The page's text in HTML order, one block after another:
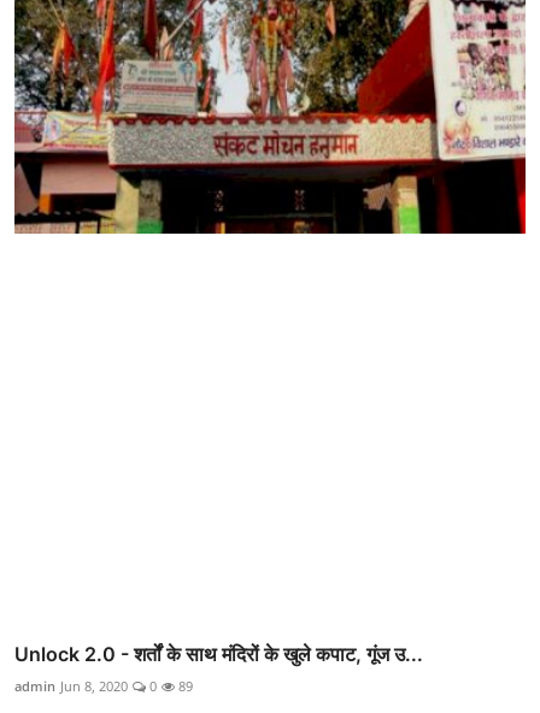
Unlock 2.0 - शर्तों के साथ मंदिरों के खुले कपाट, गूंज उ...
admin Jun 8, 2020 0 89